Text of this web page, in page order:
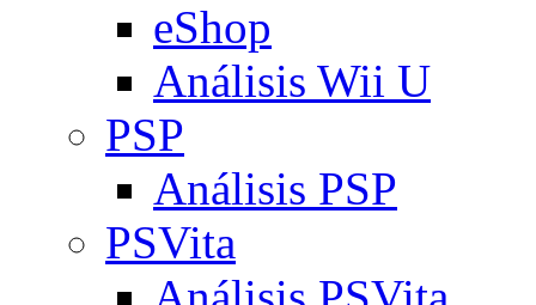
eShop
Análisis Wii U
PSP
Análisis PSP
PSVita